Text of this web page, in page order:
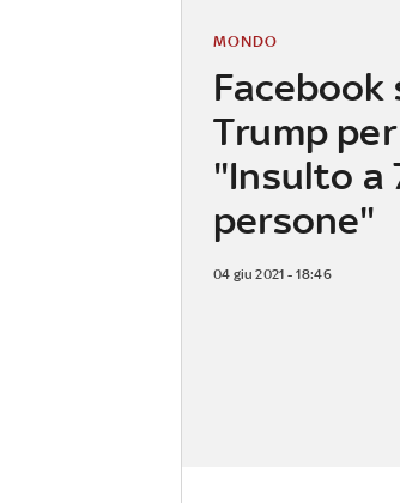
Facebook
Trump
"Insulto a
persone"
MONDO
04 giu 2021 - 18:46